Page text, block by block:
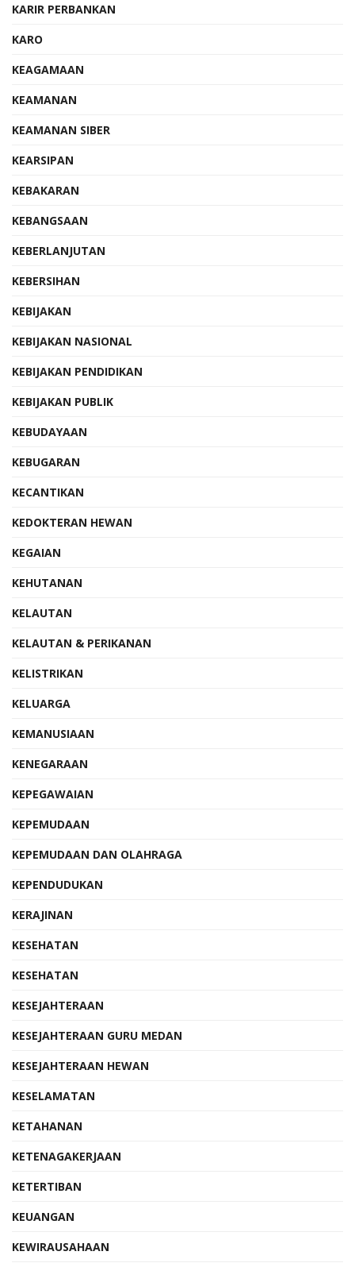
KARIR PERBANKAN
KARO
KEAGAMAAN
KEAMANAN
KEAMANAN SIBER
KEARSIPAN
KEBAKARAN
KEBANGSAAN
KEBERLANJUTAN
KEBERSIHAN
KEBIJAKAN
KEBIJAKAN NASIONAL
KEBIJAKAN PENDIDIKAN
KEBIJAKAN PUBLIK
KEBUDAYAAN
KEBUGARAN
KECANTIKAN
KEDOKTERAN HEWAN
KEGAIAN
KEHUTANAN
KELAUTAN
KELAUTAN & PERIKANAN
KELISTRIKAN
KELUARGA
KEMANUSIAAN
KENEGARAAN
KEPEGAWAIAN
KEPEMUDAAN
KEPEMUDAAN DAN OLAHRAGA
KEPENDUDUKAN
KERAJINAN
KESEHATAN
KESEHATAN
KESEJAHTERAAN
KESEJAHTERAAN GURU MEDAN
KESEJAHTERAAN HEWAN
KESELAMATAN
KETAHANAN
KETENAGAKERJAAN
KETERTIBAN
KEUANGAN
KEWIRAUSAHAAN